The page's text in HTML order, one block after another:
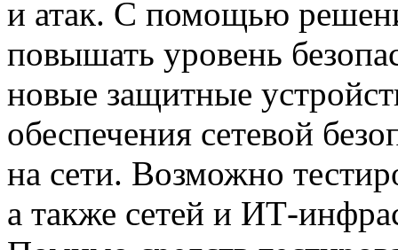
и атак. С помощью
повышать уровень
новые защитные
обеспечения сетевой
на сети. Возможно
а также сетей и ИТ-